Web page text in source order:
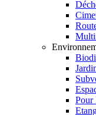
Pour